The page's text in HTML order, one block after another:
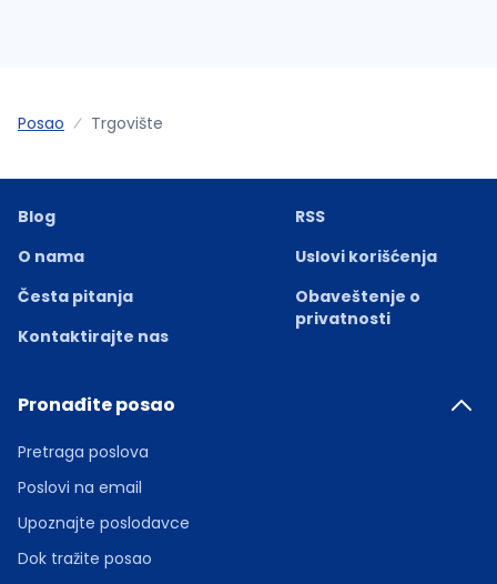
Posao Trgovište
Blog
O nama
Česta pitanja
Kontaktirajte nas
RSS
Uslovi korišćenja
Obaveštenje o
privatnosti
Pronađite posao
Pretraga poslova
Poslovi na email
Upoznajte poslodavce
Dok tražite posao